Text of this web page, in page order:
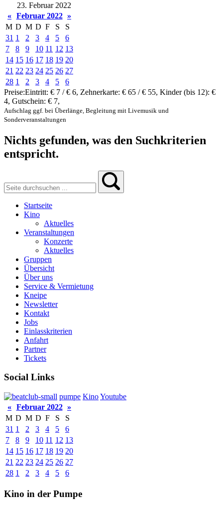
23. Februar 2022
« Februar 2022 »
M D M D F S
S
31 1 2 3 4 5
6
7
8 9 10 11 12 13
14 15 16 17 18 19 20
21 22 23 24 25 26 27
28 1 2 3 4 5
6
Preise:Eintritt: € 7 / € 6, Zehnerkarte: € 65 / € 55, Kinder (bis 12): €
4, Gutschein: € 7,
Aufschlag ggf. bei Überlänge, Begleitung mit Livemusik und
Sonderveranstaltungen
Nichts gefunden, was den Suchkriterien
entspricht.
Startseite
Kino
Aktuelles
Veranstaltungen
Konzerte
Aktuelles
Gruppen
Übersicht
Über uns
Service & Vermietung
Kneipe
Newsletter
Kontakt
Jobs
Einlasskriterien
Anfahrt
Partner
Tickets
Social Links
pumpe KinoYoutube
« Februar 2022 »
M D M D F S
S
31 1 2 3 4 5
6
7
8 9 10 11 12 13
14 15 16 17 18 19 20
21 22 23 24 25 26 27
28 1 2 3 4 5 6
Kino in der Pumpe